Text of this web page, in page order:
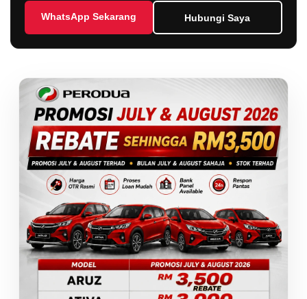
WhatsApp Sekarang Hubungi Saya